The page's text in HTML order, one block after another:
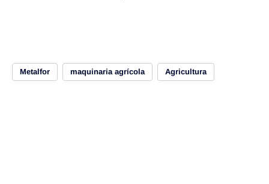
Metalfor maquinaria agrícola Agricultura